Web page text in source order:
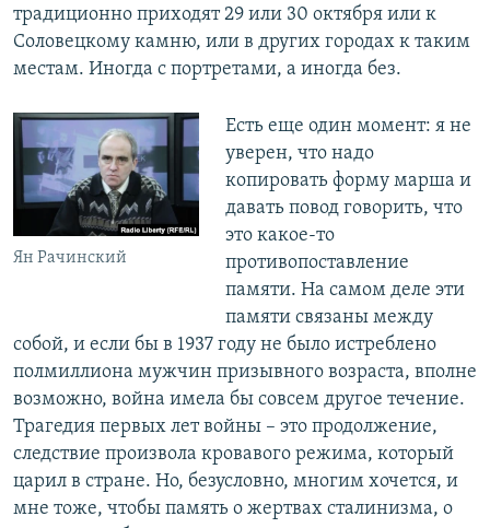
традиционно приходят 29 или 30 октября или к
Соловецкому камню, или в других городах к таким
местам. Иногда с портретами, а иногда без.
Ян Рачинский
Есть еще один момент: я не
уверен, что надо
копировать форму марша и
давать повод говорить, что
это какое-то
противопоставление
памяти. На самом деле эти
памяти связаны между
собой, и если бы в 1937 году не было истреблено
полмиллиона мужчин призывного возраста, вполне
возможно, война имела бы совсем другое течение.
Трагедия первых лет войны – это продолжение,
следствие произвола кровавого режима, который
царил в стране. Но, безусловно, многим хочется, и
мне тоже, чтобы память о жертвах сталинизма, о